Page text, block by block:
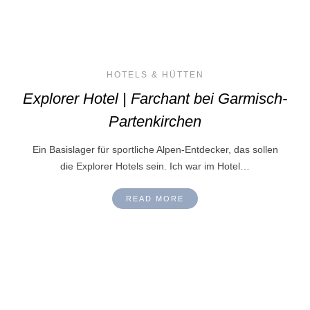
HOTELS & HÜTTEN
Explorer Hotel | Farchant bei Garmisch-
Partenkirchen
Ein Basislager für sportliche Alpen-Entdecker, das sollen
die Explorer Hotels sein. Ich war im Hotel…
READ MORE